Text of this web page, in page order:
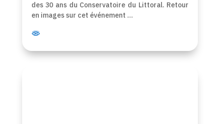
des 30 ans du Conservatoire du Littoral. Retour
en images sur cet événement …